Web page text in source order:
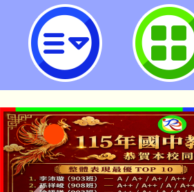
114年「推動中小學
研習「威力導演
立瑞坪國民中學